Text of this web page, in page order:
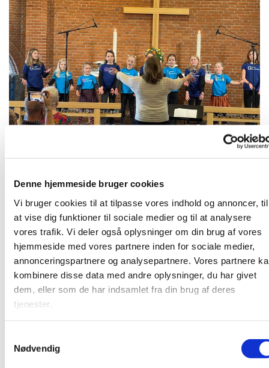
Denne hjemmeside bruger cookies
Vi bruger cookies til at tilpasse vores indhold og annoncer, til
at vise dig funktioner til sociale medier og til at analysere
vores trafik. Vi deler også oplysninger om din brug af vores
hjemmeside med vores partnere inden for sociale medier,
annonceringspartnere og analysepartnere. Vores partnere
kombinere disse data med andre oplysninger, du har givet
dem, eller som de har indsamlet fra din brug af deres
tjenester.
Nødvendig
Mandag 21. september 2026, kl. 16:00
Børnegospelkor for børn i 0. - 2. klasse. Læs mere på
www.strandkirken.dk/gospel
Du vil måske også kunne lide...